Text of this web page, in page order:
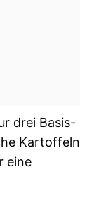
drei Basis-
Kartoffeln
eine